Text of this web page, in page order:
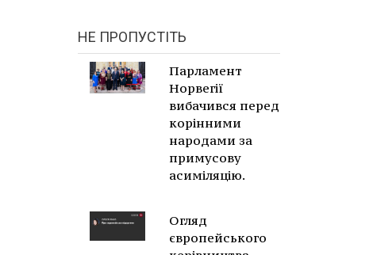
НЕ ПРОПУСТІТЬ
Парламент
Норвегії
вибачився перед
корінними
народами за
примусову
асиміляцію.
Огляд
європейського